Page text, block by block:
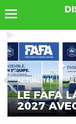
ACTUALITÉS
LE FAFA
2027